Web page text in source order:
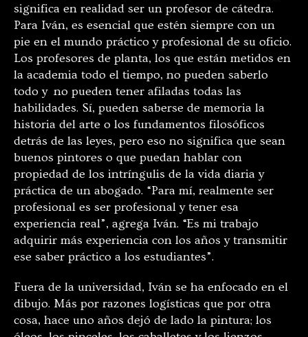
significa en realidad ser un profesor de cátedra.
Para Iván, es esencial que estén siempre con un
pie en el mundo práctico y profesional de su oficio.
Los profesores de planta, los que están metidos en
la academia todo el tiempo, no pueden saberlo
todo y no pueden tener afiladas todas las
habilidades. Sí, pueden saberse de memoria la
historia del arte o los fundamentos filosóficos
detrás de las leyes, pero eso no significa que sean
buenos pintores o que puedan hablar con
propiedad de los intríngulis de la vida diaria y
práctica de un abogado. “Para mí, realmente ser
profesional es ser profesional y tener esa
experiencia real”, agrega Iván. “Es mi trabajo
adquirir más experiencia con los años y transmitir
ese saber práctico a los estudiantes”.
Fuera de la universidad, Iván se ha enfocado en el
dibujo. Más por razones logísticas que por otra
cosa, hace uno años dejó de lado la pintura; los